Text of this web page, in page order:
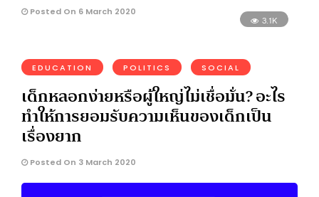
Posted On 6 March 2020
3.1K
EDUCATION POLITICS SOCIAL
เด็กหลอกง่ายหรือผู้ใหญ่ไม่เชื่อมั่น? อะไร
ทำให้การยอมรับความเห็นของเด็กเป็น
เรื่องยาก
Posted On 3 March 2020